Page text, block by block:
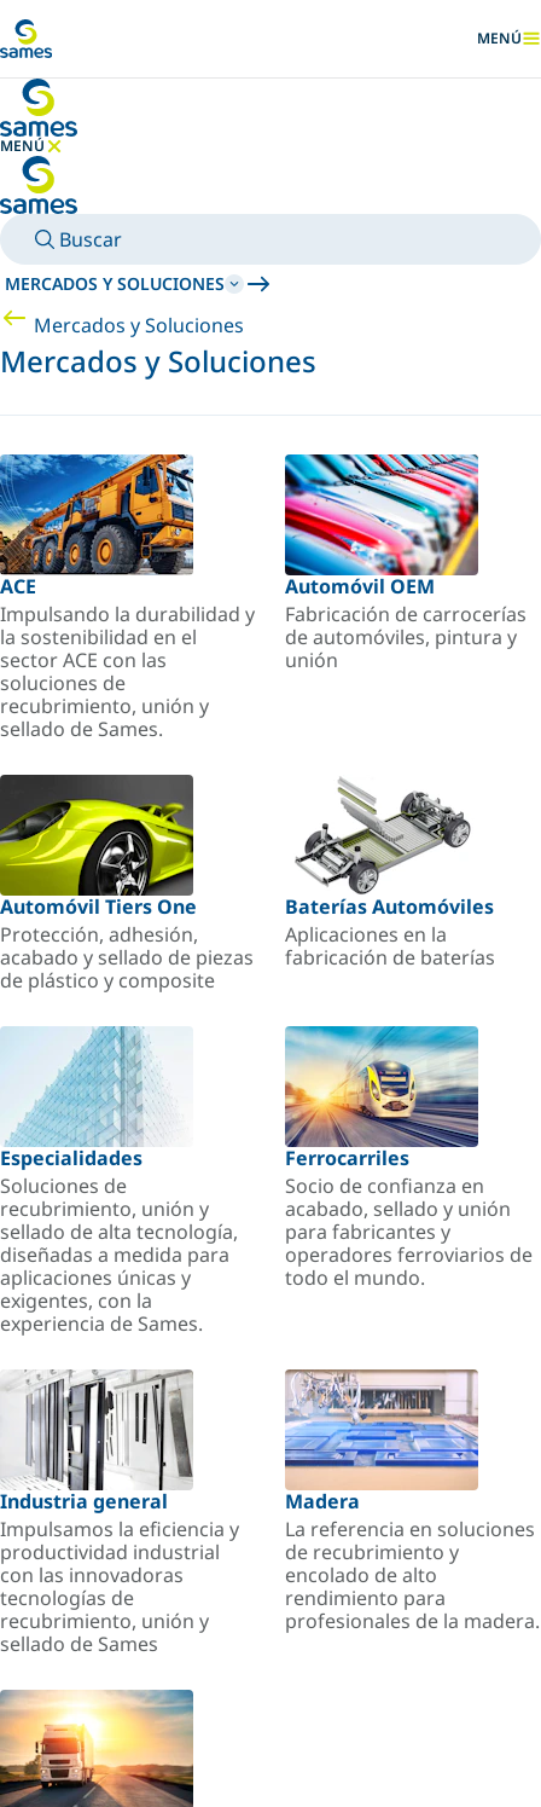
MENÚ
MENÚ
OCULTAR MENÚ
Buscar
MERCADOS Y SOLUCIONES
Mercados y Soluciones
Mercados y Soluciones
ACE
Impulsando la durabilidad y
la sostenibilidad en el
sector ACE con las
soluciones de
recubrimiento, unión y
sellado de Sames.
Automóvil OEM
Fabricación de carrocerías
de automóviles, pintura y
unión
Automóvil Tiers One
Protección, adhesión,
acabado y sellado de piezas
de plástico y composite
Baterías Automóviles
Aplicaciones en la
fabricación de baterías
Especialidades
Soluciones de
recubrimiento, unión y
sellado de alta tecnología,
diseñadas a medida para
aplicaciones únicas y
exigentes, con la
experiencia de Sames.
Ferrocarriles
Socio de confianza en
acabado, sellado y unión
para fabricantes y
operadores ferroviarios de
todo el mundo.
Industria general
Impulsamos la eficiencia y
productividad industrial
con las innovadoras
tecnologías de
recubrimiento, unión y
sellado de Sames
Madera
La referencia en soluciones
de recubrimiento y
encolado de alto
rendimiento para
profesionales de la madera.